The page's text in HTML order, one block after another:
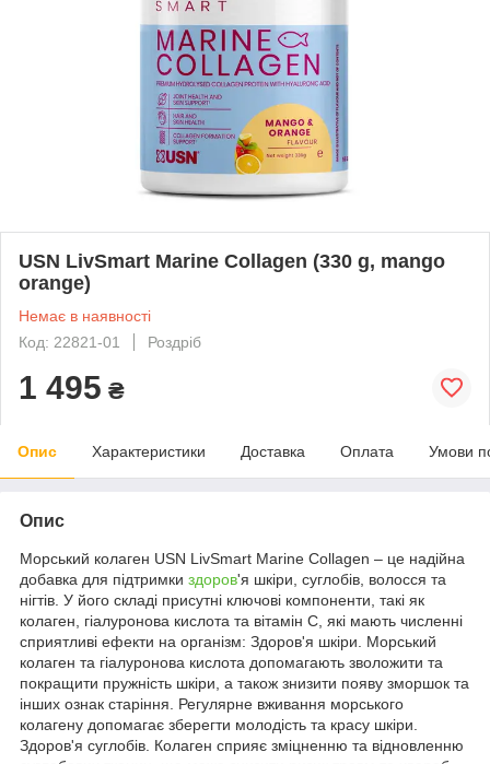
USN LivSmart Marine Collagen (330 g, mango
orange)
Немає в наявності
Код: 22821-01
Роздріб
1 495 ₴
Опис Характеристики Доставка Оплата Умови
Опис
Морський колаген USN LivSmart Marine Collagen – це надійна
добавка для підтримки здоров'я шкіри, суглобів, волосся та
нігтів. У його складі присутні ключові компоненти, такі як
колаген, гіалуронова кислота та вітамін C, які мають численні
сприятливі ефекти на організм: Здоров'я шкіри. Морський
колаген та гіалуронова кислота допомагають зволожити та
покращити пружність шкіри, а також знизити появу зморшок та
інших ознак старіння. Регулярне вживання морського
колагену допомагає зберегти молодість та красу шкіри.
Здоров'я суглобів. Колаген сприяє зміцненню та відновленню